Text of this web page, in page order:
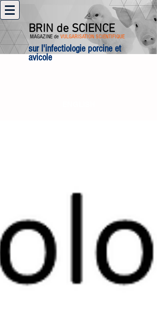
BRIN de SCIENCE
MAGAZINE de VULGARISATION SCIENTIFIQUE
sur l'infectiologie porcine et
avicole